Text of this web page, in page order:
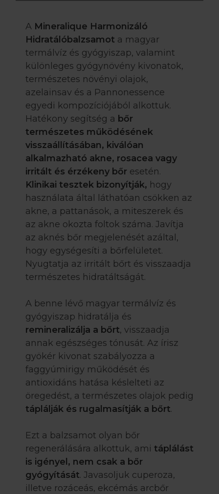
A Mineralique Harmonizáló
Hidratálóbalzsamot a magyar
termálvíz és gyógyiszap, valamint
különleges gyógynövény kivonatok,
természetes növényi olajok,
azelainsav és a Pannonessence
egyedi kompozíciójából alkottuk.
Hatékony segítség a bőr
természetes működésének
visszaállításában, kiválóan
alkalmazható akne, rosacea vagy
irritált és érzékeny bőr esetén.
Klinikai tesztek bizonyítják, hogy
használata által láthatóan csökken az
akne, a pattanások, a miteszerek és
az akne okozta foltok száma. Javítja
az aknés bőr megjelenését azáltal,
hogy egységesíti a bőrfelületet.
Nyugtatja az irritált bőrt és visszaadja
természetes hidratáltságát.
A benne lévő magyar termálvíz és
gyógyiszap hidratálja és
remineralizálja a bőrt, visszaadja
annak egészséges tónusát. Az írisz
gyökér kivonat szabályozza a
faggyúmirigy működését és
antioxidáns hatása késlelteti az
öregedést, a természetes olajok pedig
táplálják és rugalmasítják a bőrt.
Ezt a balzsamot olyan bőr
regenerálására alkottuk, ami táplálást
is igényel, nem csak a bőr
gyógyítását. Javasoljuk cuperoza,
illetve rozáceás, ekcémás arcbőr